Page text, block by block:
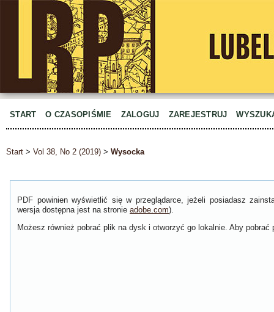
START O CZASOPIŚMIE ZALOGUJ ZAREJESTRUJ
Start > Vol 38, No 2 (2019) > Wysocka
PDF powinien wyświetlić się w przeglądarce, jeżeli posiadasz
wersja dostępna jest na stronie adobe.com).
Możesz również pobrać plik na dysk i otworzyć go lokalnie. Aby